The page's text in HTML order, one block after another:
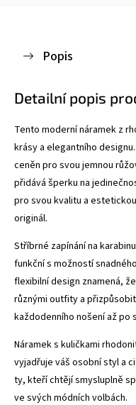
Popis
Detailní popis
Tento moderní náramek z
krásy a elegantního
ceněn pro svou jemnou
přidává šperku na
pro svou kvalitu a
originál.
Stříbrné zapínání na
funkční s možností
flexibilní design znamená,
různými outfity a
každodenního nošení až po
Náramek s kuličkami
vyjadřuje váš osobní styl a
ty, kteří chtějí smysluplně
ve svých módních volbách.